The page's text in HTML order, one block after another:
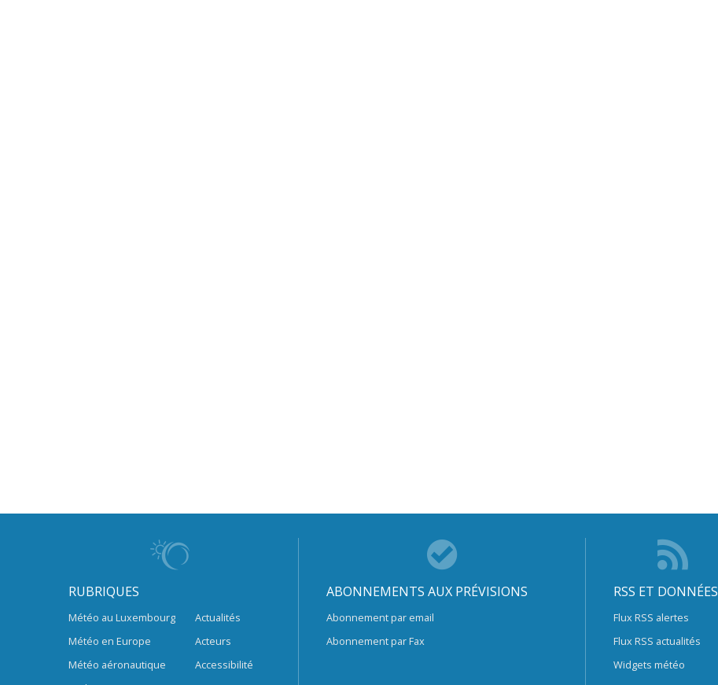
RUBRIQUES
Météo au Luxembourg
Météo en Europe
Météo aéronautique
Actualités
Acteurs
Accessibilité
ABONNEMENTS AUX PRÉVISIONS
Abonnement par email
Abonnement par Fax
RSS ET DONNÉES
Flux RSS alertes
Flux RSS actualités
Widgets météo